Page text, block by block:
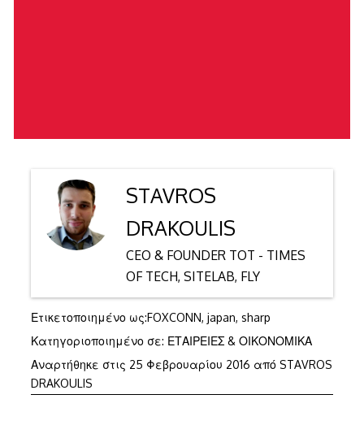
STAVROS
DRAKOULIS
CEO & FOUNDER TOT - TIMES
OF TECH, SITELAB, FLY
Ετικετοποιημένο ως:FOXCONN, japan, sharp
Κατηγοριοποιημένο σε: ΕΤΑΙΡΕΙΕΣ & ΟΙΚΟΝΟΜΙΚΑ
Αναρτήθηκε στις 25 Φεβρουαρίου 2016 από STAVROS
DRAKOULIS